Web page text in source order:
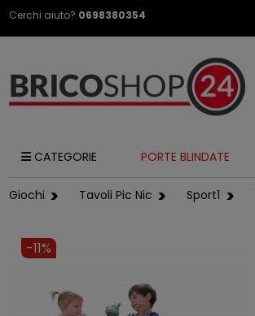
Cerchi aiuto? 0698380354
CATEGORIE PORTE BLINDATE
Giochi Tavoli Pic Nic Sport1
-11%